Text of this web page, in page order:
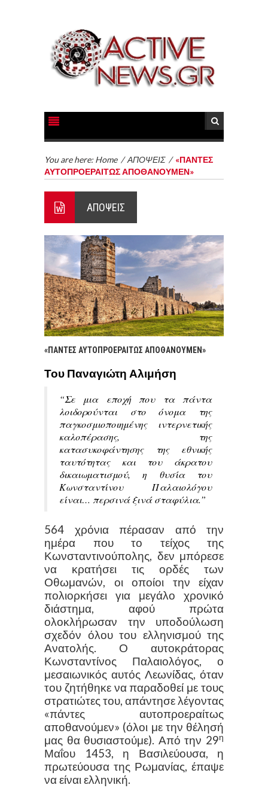
You are here: Home /ΑΠΟΨΕΙΣ / «ΠΑΝΤΕΣ
ΑΥΤΟΠΡΟΕΡΑΙΤΩΣ ΑΠΟΘΑΝΟΥΜΕΝ»
ΑΠΟΨΕΙΣ
«ΠΑΝΤΕΣ ΑΥΤΟΠΡΟΕΡΑΙΤΩΣ ΑΠΟΘΑΝΟΥΜΕΝ»
Του Παναγιώτη Αλιμήση
“Σε μια εποχή που τα πάντα
λοιδορούνται στο όνομα της
παγκοσμιοποιημένης ιντερνετικής
καλοπέρασης, της
κατασυκοφάντησης της εθνικής
ταυτότητας και του άκρατου
δικαιωματισμού, η θυσία του
Κωνσταντίνου Παλαιολόγου
είναι… περσινά ξινά σταφύλια.”
564 χρόνια πέρασαν από την
ημέρα που το τείχος της
Κωνσταντινούπολης, δεν μπόρεσε
να κρατήσει τις ορδές των
Οθωμανών, οι οποίοι την είχαν
πολιορκήσει για μεγάλο χρονικό
διάστημα, αφού πρώτα
ολοκλήρωσαν την υποδούλωση
σχεδόν όλου του ελληνισμού της
Ανατολής. Ο αυτοκράτορας
Κωνσταντίνος Παλαιολόγος, ο
μεσαιωνικός αυτός Λεωνίδας, όταν
του ζητήθηκε να παραδοθεί με τους
στρατιώτες του, απάντησε λέγοντας
«πάντες αυτοπροεραίτως
αποθανούμεν» (όλοι με την θέλησή
μας θα θυσιαστούμε). Από την 29η
Μαΐου 1453, η Βασιλεύουσα, η
πρωτεύουσα της Ρωμανίας, έπαψε
να είναι ελληνική.